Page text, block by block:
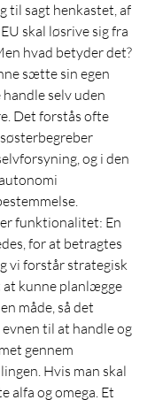
til sagt henkastet, af
skal løsrive sig fra
hvad betyder det?
sætte sin egen
selv uden
Det forstås ofte
og i den
funktionalitet: En
for at betragtes
vi forstår strategisk
kunne planlægge
måde, så det
til at handle og
gennem
Hvis man skal
alfa og omega. Et